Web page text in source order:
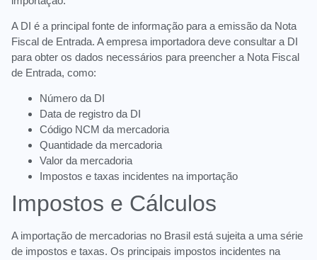
A DI é a principal fonte de informação para a emissão da Nota
Fiscal de Entrada. A empresa importadora deve consultar a DI
para obter os dados necessários para preencher a Nota Fiscal
de Entrada, como:
Número da DI
Data de registro da DI
Código NCM da mercadoria
Quantidade da mercadoria
Valor da mercadoria
Impostos e taxas incidentes na importação
Impostos e Cálculos
A importação de mercadorias no Brasil está sujeita a uma série
de impostos e taxas. Os principais impostos incidentes na